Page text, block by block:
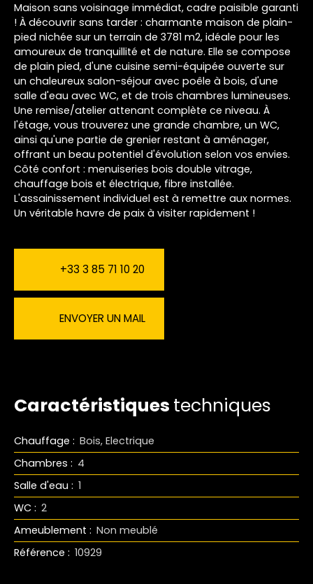
Maison sans voisinage immédiat, cadre paisible garanti
! À découvrir sans tarder : charmante maison de plain-
pied nichée sur un terrain de 3781 m2, idéale pour les
amoureux de tranquillité et de nature. Elle se compose
de plain pied, d'une cuisine semi-équipée ouverte sur
un chaleureux salon-séjour avec poêle à bois, d'une
salle d'eau avec WC, et de trois chambres lumineuses.
Une remise/atelier attenant complète ce niveau. À
l'étage, vous trouverez une grande chambre, un WC,
ainsi qu'une partie de grenier restant à aménager,
offrant un beau potentiel d'évolution selon vos envies.
Côté confort : menuiseries bois double vitrage,
chauffage bois et électrique, fibre installée.
L'assainissement individuel est à remettre aux normes.
Un véritable havre de paix à visiter rapidement !
+33 3 85 71 10 20
ENVOYER UN MAIL
Caractéristiques techniques
Chauffage : Bois, Electrique
Chambres : 4
Salle d'eau : 1
WC : 2
Ameublement : Non meublé
Référence : 10929